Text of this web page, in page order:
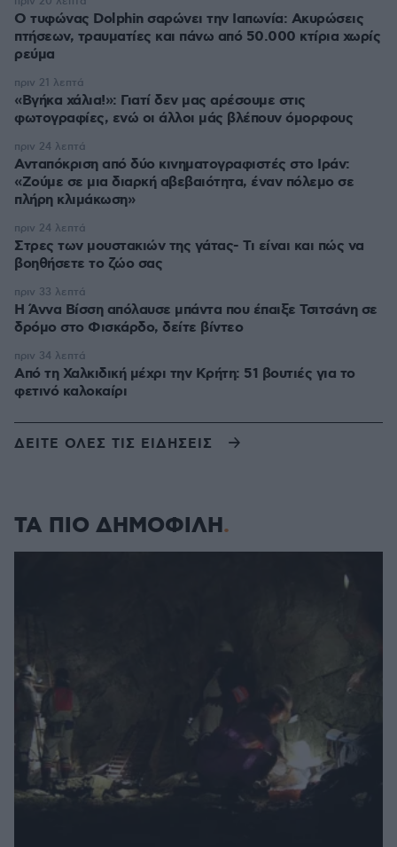
Ο τυφώνας Dolphin σαρώνει την Ιαπωνία: Ακυρώσεις
πτήσεων, τραυματίες και πάνω από 50.000 κτίρια χωρίς
ρεύμα
«Βγήκα χάλια!»: Γιατί δεν μας αρέσουμε στις
φωτογραφίες, ενώ οι άλλοι μάς βλέπουν όμορφους
πριν 21 λεπτά
Ανταπόκριση από δύο κινηματογραφιστές στο Ιράν:
«Ζούμε σε μια διαρκή αβεβαιότητα, έναν πόλεμο σε
πλήρη κλιμάκωση»
πριν 24 λεπτά
Στρες των μουστακιών της γάτας- Τι είναι και πώς να
βοηθήσετε το ζώο σας
πριν 24 λεπτά
Η Άννα Βίσση απόλαυσε μπάντα που έπαιξε Τσιτσάνη σε
δρόμο στο Φισκάρδο, δείτε βίντεο
πριν 33 λεπτά
Από τη Χαλκιδική μέχρι την Κρήτη: 51 βουτιές για το
φετινό καλοκαίρι
πριν 34 λεπτά
ΔΕΙΤΕ ΟΛΕΣ ΤΙΣ ΕΙΔΗΣΕΙΣ
ΤΑ ΠΙΟ ΔΗΜΟΦΙΛΗ